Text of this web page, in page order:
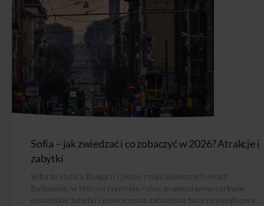
Sofia – jak zwiedzać i co zobaczyć w 2026? Atrakcje i
zabytki
Sofia to stolica Bułgarii i jedno z najciekawszych miast
Bałkanów, w którym rzymskie ruiny, prawosławne cerkwie,
osmańskie zabytki i nowoczesna zabudowa tworzą wyjątkową